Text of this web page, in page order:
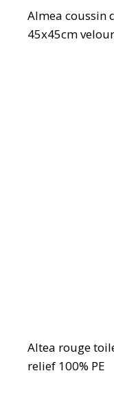
Almea coussin
45x45cm
Altea rouge
relief 100% PE